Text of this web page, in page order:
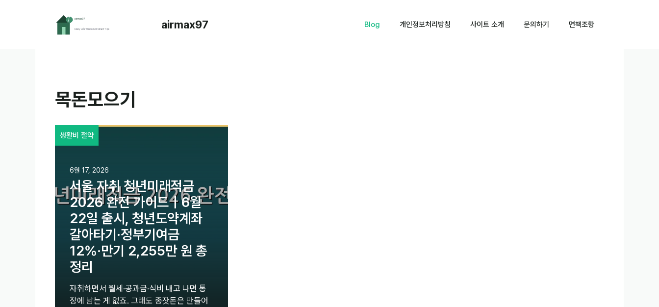
airmax97 Blog 개인정보처리방침 사이트 소개 문의하기 면책조항
목돈모으기
생활비 절약
6월 17, 2026
서울 자취 청년미래적금
2026 완전 가이드｜6월
22일 출시, 청년도약계좌
갈아타기·정부기여금
12%·만기 2,255만 원 총
정리
자취하면서 월세·공과금·식비 내고 나면 통
장에 남는 게 없죠. 그래도 종잣돈은 만들어